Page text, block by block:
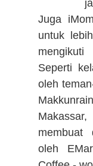
Juga
untuk
Seperti
oleh
membuat
oleh